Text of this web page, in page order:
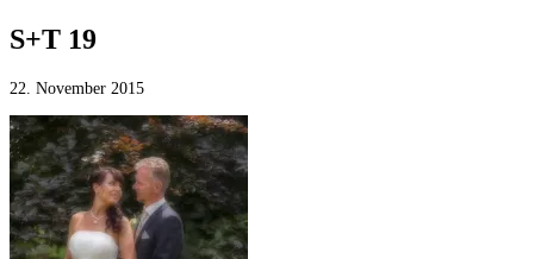
S+T 19
22. November 2015